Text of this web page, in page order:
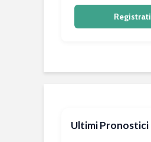
Registrati
Ultimi Pronostici